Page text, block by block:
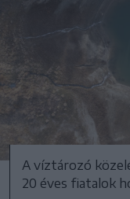
A víztározó
20 éves fiatalok